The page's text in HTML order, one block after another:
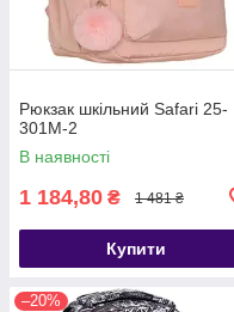
Рюкзак шкільний Safari 25-
301M-2
В наявності
1 184,80 ₴ 1 481 ₴
Купити
–20%